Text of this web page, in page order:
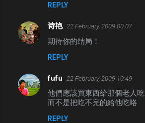
REPLY
诗艳 22 February, 2009 00:07
期待你的结局！
REPLY
fufu 22 February, 2009 10:49
他們應該買東西給那個老人吃
而不是把吃不完的給他吃咯
REPLY